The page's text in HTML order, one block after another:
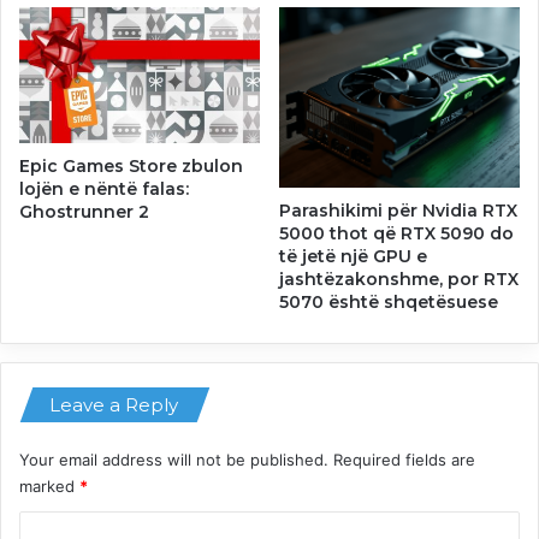
Epic Games Store zbulon
lojën e nëntë falas:
Ghostrunner 2
Parashikimi për Nvidia RTX
5000 thot që RTX 5090 do
të jetë një GPU e
jashtëzakonshme, por RTX
5070 është shqetësuese
Leave a Reply
Your email address will not be published. Required fields are
marked *